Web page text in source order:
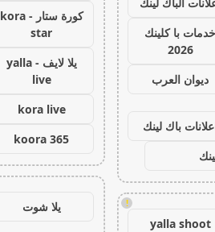
خدمات با كلينك
2026
ديوان العرب
باك لينك
!
yalla shoot
كورة ستار - kora
star
يلا لايف - yalla
live
kora live
koora 365
يلا شوت